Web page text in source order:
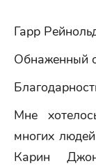
Гарр
Обнаженный
Мне
многих
Карин